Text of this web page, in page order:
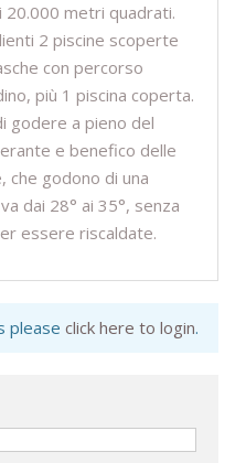
20.000 metri quadrati.
2 piscine scoperte
con percorso
più 1 piscina coperta.
godere a pieno del
e benefico delle
che godono di una
dai 28° ai 35°, senza
essere riscaldate.
please click here to login.